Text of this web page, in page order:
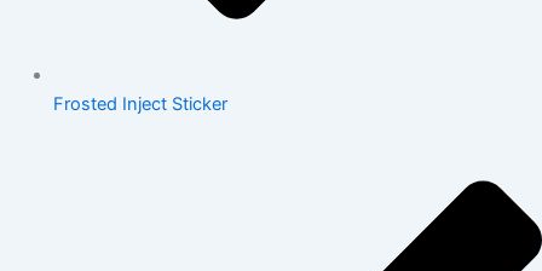
Frosted Inject Sticker